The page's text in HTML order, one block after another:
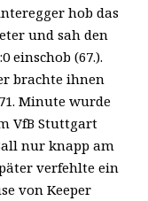
hob das
und sah den
einschob (67.).
brachte ihnen
Minute wurde
VfB Stuttgart
nur knapp am
verfehlte ein
von Keeper